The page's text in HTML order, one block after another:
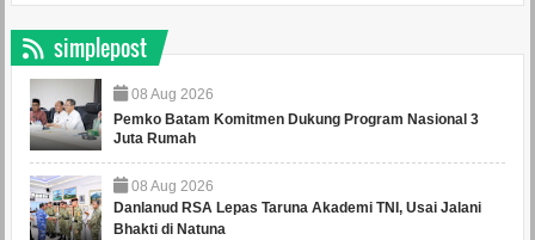
simplepost
08 Aug 2026
Pemko Batam Komitmen Dukung Program Nasional 3
Juta Rumah
08 Aug 2026
Danlanud RSA Lepas Taruna Akademi TNI, Usai Jalani
Bhakti di Natuna